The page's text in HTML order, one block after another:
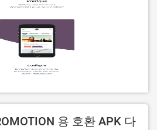
용 호환 APK 다